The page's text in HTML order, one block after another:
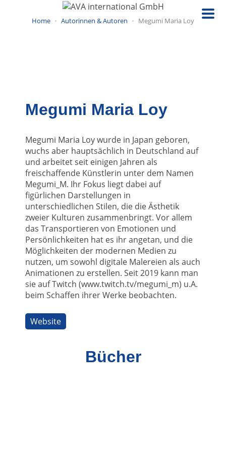
Home Autorinnen & Autoren Megumi Maria Loy
Megumi Maria Loy
Megumi Maria Loy wurde in Japan geboren,
wuchs aber hauptsächlich in Deutschland auf
und arbeitet seit einigen Jahren als
freischaffende Künstlerin unter dem Namen
Megumi_M. Ihr Fokus liegt dabei auf
figürlichen Darstellungen in
unterschiedlichen Stilen, die die Ästhetik
zweier Kulturen zusammenbringt. Vor allem
das Transportieren von Emotionen und
Persönlichkeiten hat es ihr angetan, und die
Möglichkeiten der modernen Medien zu
nutzen, um sowohl digitale Malereien als auch
Animationen zu erstellen. Seit 2019 kann man
sie auf Twitch (www.twitch.tv/megumi_m) u.A.
beim Schaffen ihrer Werke beobachten.
Website
Bücher